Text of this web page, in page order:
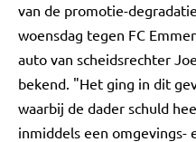
van de promotie-
woensdag tegen FC
auto van scheidsrechter
bekend. "Het ging in dit
waarbij de dader schuld
inmiddels een omgevings-